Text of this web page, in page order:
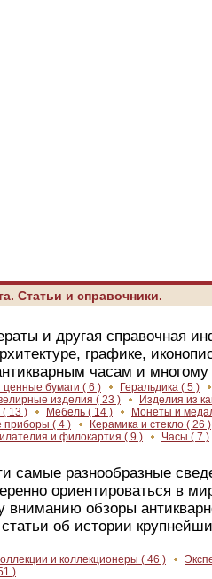
Статьи и справочники.
и другая справочная
графике,
часам и многому
ценные бумаги ( 6 ) Геральдика ( 5 )
изделия ( 23 )
Изделия из
( 13 ) Мебель ( 14 )
Монеты и
приборы ( 4 ) Керамика и стекло ( 26 )
и филокартия ( 9 ) Часы ( 7 )
самые разнообразные
ориентироваться в
обзоры
об истории
и коллекционеры ( 46 )
)